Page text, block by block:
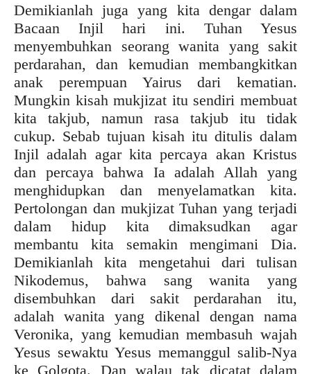
Demikianlah juga yang kita dengar dalam
Bacaan Injil hari ini. Tuhan Yesus
menyembuhkan seorang wanita yang sakit
perdarahan, dan kemudian membangkitkan
anak perempuan Yairus dari kematian.
Mungkin kisah mukjizat itu sendiri membuat
kita takjub, namun rasa takjub itu tidak
cukup. Sebab tujuan kisah itu ditulis dalam
Injil adalah agar kita percaya akan Kristus
dan percaya bahwa Ia adalah Allah yang
menghidupkan dan menyelamatkan kita.
Pertolongan dan mukjizat Tuhan yang terjadi
dalam hidup kita dimaksudkan agar
membantu kita semakin mengimani Dia.
Demikianlah kita mengetahui dari tulisan
Nikodemus, bahwa sang wanita yang
disembuhkan dari sakit perdarahan itu,
adalah wanita yang dikenal dengan nama
Veronika, yang kemudian membasuh wajah
Yesus sewaktu Yesus memanggul salib-Nya
ke Golgota. Dan walau tak dicatat dalam